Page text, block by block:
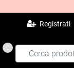
Registrati
0